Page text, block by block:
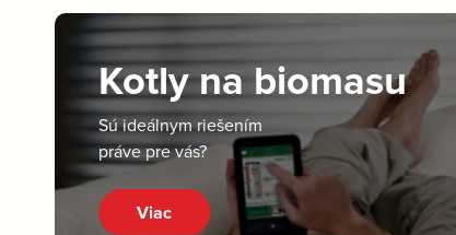
Kotly na biomasu
Sú ideálnym riešením
práve pre vás?
Viac